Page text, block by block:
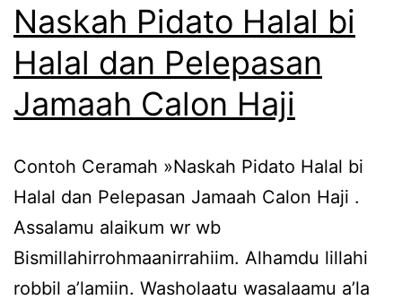
Naskah Pidato Halal bi
Halal dan Pelepasan
Jamaah Calon Haji
Contoh Ceramah »Naskah Pidato Halal bi
Halal dan Pelepasan Jamaah Calon Haji .
Assalamu alaikum wr wb
Bismillahirrohmaanirrahiim. Alhamdu lillahi
robbil a’lamiin. Washolaatu wasalaamu a’la